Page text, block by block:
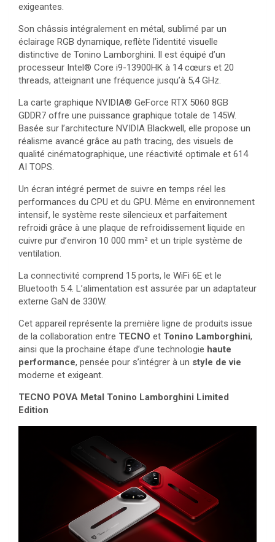
exigeantes.
Son châssis intégralement en métal, sublimé par un
éclairage RGB dynamique, reflète l’identité visuelle
distinctive de Tonino Lamborghini. Il est équipé d’un
processeur Intel® Core i9-13900HK à 14 cœurs et 20
threads, atteignant une fréquence jusqu’à 5,4 GHz.
La carte graphique NVIDIA® GeForce RTX 5060 8GB
GDDR7 offre une puissance graphique totale de 145W.
Basée sur l’architecture NVIDIA Blackwell, elle propose un
réalisme avancé grâce au path tracing, des visuels de
qualité cinématographique, une réactivité optimale et 614
AI TOPS.
Un écran intégré permet de suivre en temps réel les
performances du CPU et du GPU. Même en environnement
intensif, le système reste silencieux et parfaitement
refroidi grâce à une plaque de refroidissement liquide en
cuivre pur d’environ 10 000 mm² et un triple système de
ventilation.
La connectivité comprend 15 ports, le WiFi 6E et le
Bluetooth 5.4. L’alimentation est assurée par un adaptateur
externe GaN de 330W.
Cet appareil représente la première ligne de produits issue
de la collaboration entre TECNO et Tonino Lamborghini,
ainsi que la prochaine étape d’une technologie haute
performance, pensée pour s’intégrer à un style de vie
moderne et exigeant.
TECNO POVA Metal Tonino Lamborghini Limited
Edition